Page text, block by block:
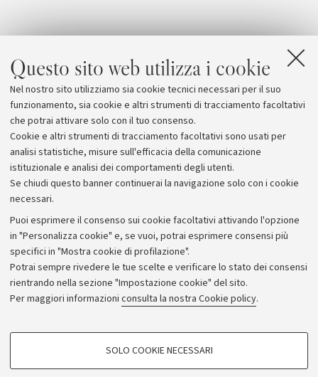
Questo sito web utilizza i cookie
Nel nostro sito utilizziamo sia cookie tecnici necessari per il suo
funzionamento, sia cookie e altri strumenti di tracciamento facoltativi
che potrai attivare solo con il tuo consenso.
Cookie e altri strumenti di tracciamento facoltativi sono usati per
analisi statistiche, misure sull'efficacia della comunicazione
istituzionale e analisi dei comportamenti degli utenti.
Se chiudi questo banner continuerai la navigazione solo con i cookie
necessari.
Puoi esprimere il consenso sui cookie facoltativi attivando l'opzione
in "Personalizza cookie" e, se vuoi, potrai esprimere consensi più
specifici in "Mostra cookie di profilazione".
Potrai sempre rivedere le tue scelte e verificare lo stato dei consensi
rientrando nella sezione "Impostazione cookie" del sito.
Per maggiori informazioni consulta la nostra Cookie policy.
COOKIE DI PROFILAZIONE - FACOLTATIVI
SOLO COOKIE NECESSARI
Archivio
Comunicati stampa
Redazione
Rassegna stampa